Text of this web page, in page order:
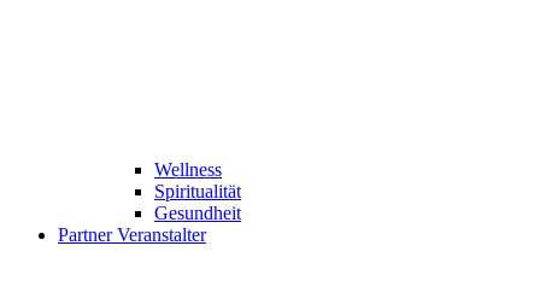
Wellness
Spiritualität
Gesundheit
Partner Veranstalter